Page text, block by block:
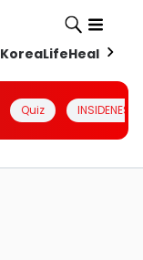
KoreaLifeHealth
Quiz INSIDENESIA